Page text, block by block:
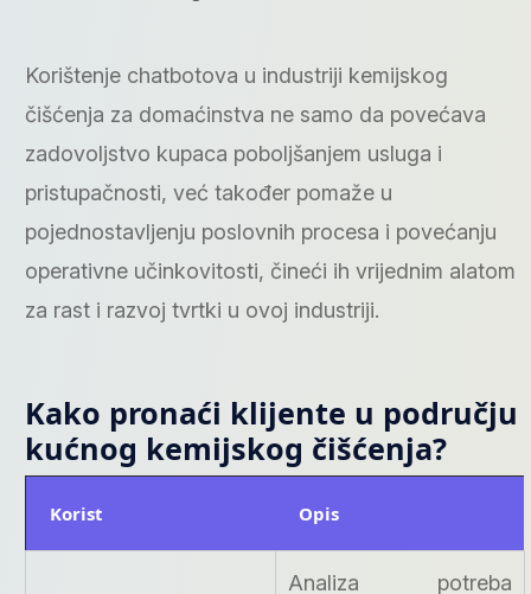
Korištenje chatbotova u industriji kemijskog
čišćenja za domaćinstva ne samo da povećava
zadovoljstvo kupaca poboljšanjem usluga i
pristupačnosti, već također pomaže u
pojednostavljenju poslovnih procesa i povećanju
operativne učinkovitosti, čineći ih vrijednim alatom
za rast i razvoj tvrtki u ovoj industriji.
Kako pronaći klijente u području
kućnog kemijskog čišćenja?
Korist Opis
Analiza potreba